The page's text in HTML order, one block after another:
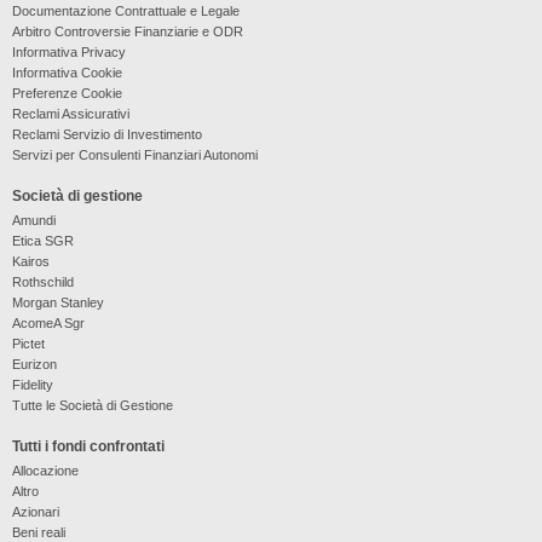
Documentazione Contrattuale e Legale
Arbitro Controversie Finanziarie e ODR
Informativa Privacy
Informativa Cookie
Preferenze Cookie
Reclami Assicurativi
Reclami Servizio di Investimento
Servizi per Consulenti Finanziari Autonomi
Società di gestione
Amundi
Etica SGR
Kairos
Rothschild
Morgan Stanley
AcomeA Sgr
Pictet
Eurizon
Fidelity
Tutte le Società di Gestione
Tutti i fondi confrontati
Allocazione
Altro
Azionari
Beni reali